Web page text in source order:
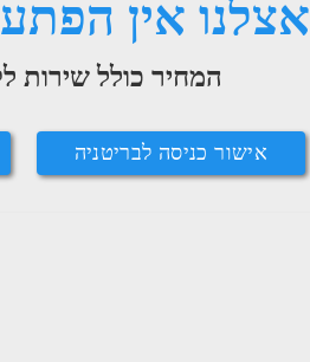
אצלנו אין
המחיר כולל שירות
אישור כניסה לבריטניה